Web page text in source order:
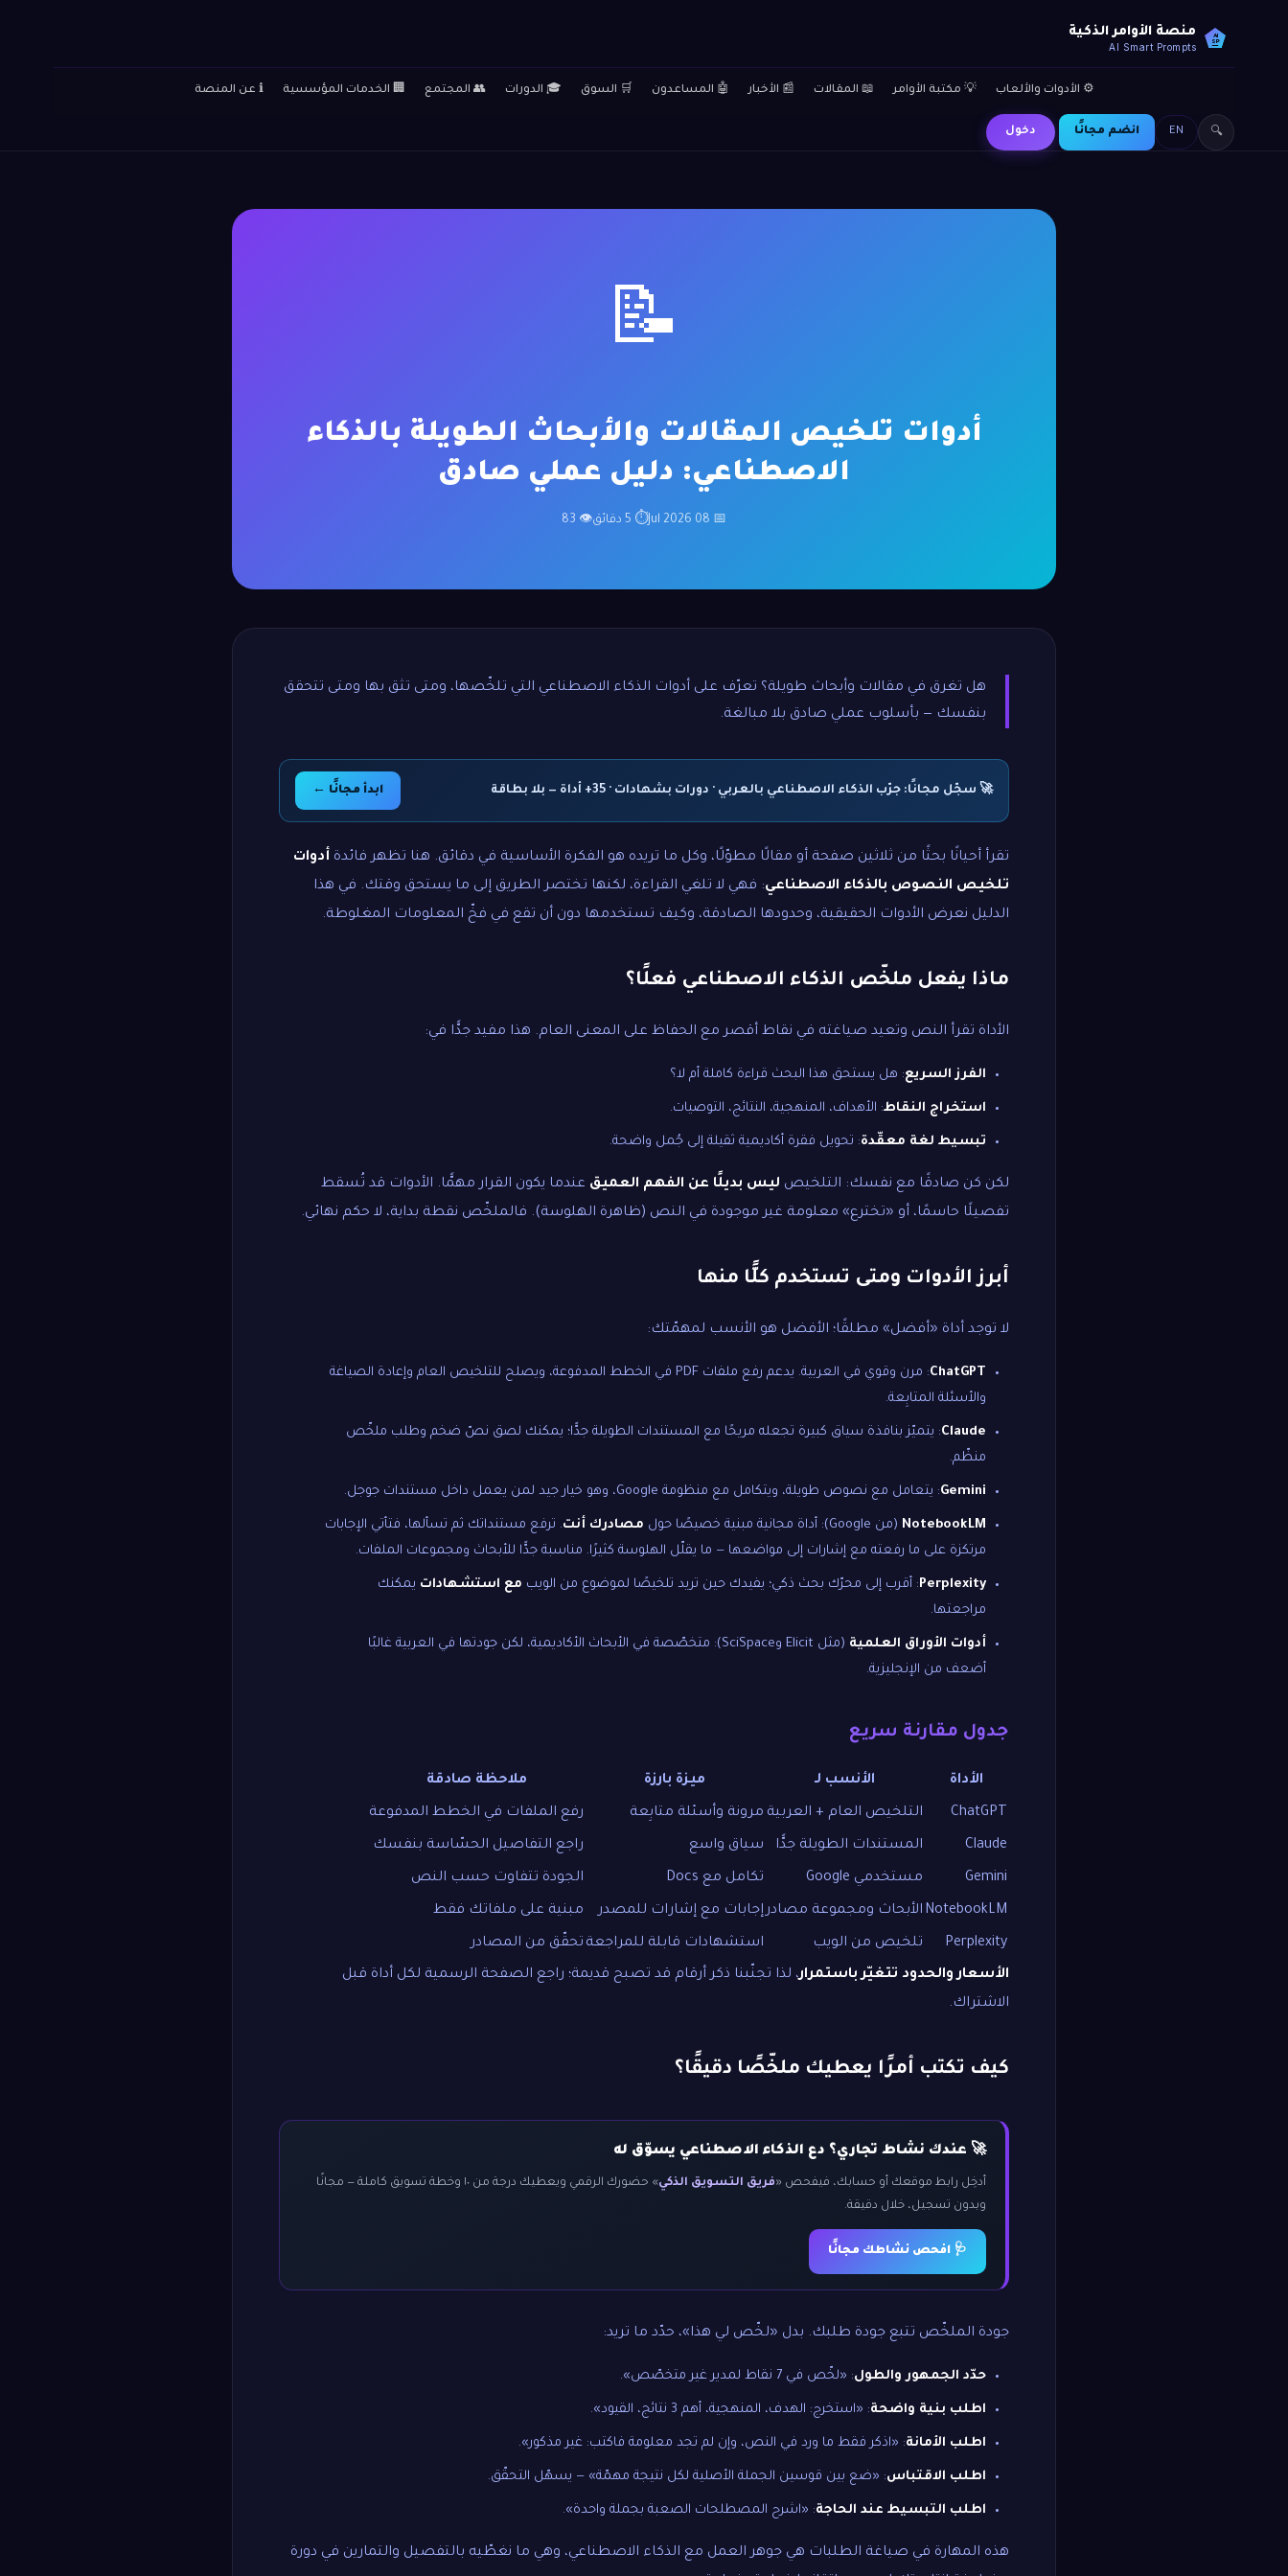
AI
SP
منصة الأوامر الذكية
AI Smart Prompts
⚙️ الأدوات والألعاب 💡 مكتبة الأوامر 📖 المقالات 📰 الأخبار 🤖 المساعدون 🛒 السوق 🎓 الدورات 👥 المجتمع 🏢 الخدمات المؤسسية ℹ️ عن المنصة
🔍
EN انضم مجانًا دخول
📝
أدوات تلخيص المقالات والأبحاث الطويلة بالذكاء
الاصطناعي: دليل عملي صادق
📅 08 Jul 2026 ⏱ 5 دقائق 👁 83
هل تغرق في مقالات وأبحاث طويلة؟ تعرّف على أدوات الذكاء الاصطناعي التي تلخّصها، ومتى تثق بها ومتى تتحقق
بنفسك — بأسلوب عملي صادق بلا مبالغة.
🚀 سجّل مجانًا: جرّب الذكاء الاصطناعي بالعربي · دورات بشهادات · 35+ أداة — بلا بطاقة ابدأ مجانًا ←
تقرأ أحيانًا بحثًا من ثلاثين صفحة أو مقالًا مطوّلًا، وكل ما تريده هو الفكرة الأساسية في دقائق. هنا تظهر فائدة أدوات
تلخيص النصوص بالذكاء الاصطناعي: فهي لا تلغي القراءة، لكنها تختصر الطريق إلى ما يستحق وقتك. في هذا
الدليل نعرض الأدوات الحقيقية، وحدودها الصادقة، وكيف تستخدمها دون أن تقع في فخّ المعلومات المغلوطة.
ماذا يفعل ملخّص الذكاء الاصطناعي فعلًا؟
الأداة تقرأ النص وتعيد صياغته في نقاط أقصر مع الحفاظ على المعنى العام. هذا مفيد جدًّا في:
الفرز السريع: هل يستحق هذا البحث قراءة كاملة أم لا؟
استخراج النقاط: الأهداف، المنهجية، النتائج، التوصيات.
تبسيط لغة معقّدة: تحويل فقرة أكاديمية ثقيلة إلى جُمل واضحة.
لكن كن صادقًا مع نفسك: التلخيص ليس بديلًا عن الفهم العميق عندما يكون القرار مهمًّا. الأدوات قد تُسقط
تفصيلًا حاسمًا، أو «تخترع» معلومة غير موجودة في النص (ظاهرة الهلوسة). فالملخّص نقطة بداية، لا حكم نهائي.
أبرز الأدوات ومتى تستخدم كلًّا منها
لا توجد أداة «أفضل» مطلقًا؛ الأفضل هو الأنسب لمهمّتك:
ChatGPT
: مرن وقوي في العربية. يدعم رفع ملفات PDF في الخطط المدفوعة، ويصلح للتلخيص العام وإعادة الصياغة
والأسئلة المتابِعة.
Claude: يتميّز بنافذة سياق كبيرة تجعله مريحًا مع المستندات الطويلة جدًّا؛ يمكنك لصق نصّ ضخم وطلب ملخّص
منظّم.
Gemini: يتعامل مع نصوص طويلة، ويتكامل مع منظومة Google، وهو خيار جيد لمن يعمل داخل مستندات جوجل.
NotebookLM (من Google): أداة مجانية مبنية خصيصًا حول مصادرك أنت. ترفع مستنداتك ثم تسألها، فتأتي الإجابات
مرتكزة على ما رفعته مع إشارات إلى مواضعها — ما يقلّل الهلوسة كثيرًا. مناسبة جدًّا للأبحاث ومجموعات الملفات.
Perplexity: أقرب إلى محرّك بحث ذكي؛ يفيدك حين تريد تلخيصًا لموضوع من الويب مع استشهادات يمكنك
مراجعتها.
أدوات الأوراق العلمية
(مثل Elicit وSciSpace): متخصّصة في الأبحاث الأكاديمية، لكن جودتها في العربية غالبًا
أضعف من الإنجليزية.
جدول مقارنة سريع
الأداة الأنسب لـ ميزة بارزة ملاحظة صادقة
ChatGPT التلخيص العام + العربية مرونة وأسئلة متابِعة رفع الملفات في الخطط المدفوعة
Claude المستندات الطويلة جدًّا سياق واسع راجع التفاصيل الحسّاسة بنفسك
Gemini مستخدمي Google تكامل مع Docs الجودة تتفاوت حسب النص
NotebookLM الأبحاث ومجموعة مصادرإجابات مع إشارات للمصدر مبنية على ملفاتك فقط
Perplexity تلخيص من الويب استشهادات قابلة للمراجعة تحقّق من المصادر
الأسعار والحدود تتغيّر باستمرار، لذا تجنّبنا ذكر أرقام قد تصبح قديمة؛ راجع الصفحة الرسمية لكل أداة قبل
الاشتراك.
كيف تكتب أمرًا يعطيك ملخّصًا دقيقًا؟
🚀 عندك نشاط تجاري؟ دع الذكاء الاصطناعي يسوّق له
أدخِل رابط موقعك أو حسابك، فيفحص «فريق التسويق الذكي
» حضورك الرقمي ويعطيك درجة من ١٠ وخطة تسويق كاملة — مجانًا
وبدون تسجيل، خلال دقيقة.
🩺 افحص نشاطك مجانًا
جودة الملخّص تتبع جودة طلبك. بدل «لخّص لي هذا»، حدّد ما تريد:
حدّد الجمهور والطول: «لخّص في 7 نقاط لمدير غير متخصّص».
اطلب بنية واضحة: «استخرج: الهدف، المنهجية، أهم 3 نتائج، القيود».
اطلب الأمانة: «اذكر فقط ما ورد في النص، وإن لم تجد معلومة فاكتب: غير مذكور».
اطلب الاقتباس: «ضع بين قوسين الجملة الأصلية لكل نتيجة مهمّة» — يسهّل التحقّق.
اطلب التبسيط عند الحاجة: «اشرح المصطلحات الصعبة بجملة واحدة».
هذه المهارة في صياغة الطلبات هي جوهر العمل مع الذكاء الاصطناعي، وهي ما نغطّيه بالتفصيل والتمارين في دورة